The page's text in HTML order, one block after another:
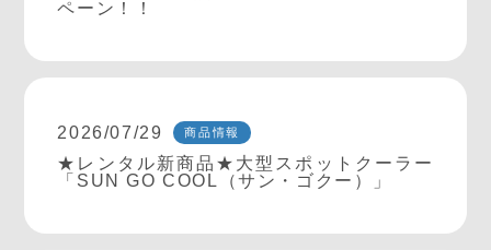
ペーン！！
2026/07/29 商品情報
★レンタル新商品★大型スポットクーラー
「SUN GO COOL（サン・ゴクー）」